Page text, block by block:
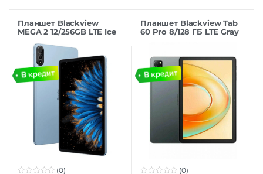
Планшет Blackview
MEGA 2 12/256GB LTE Ice
(0)
Планшет Blackview Tab
60 Pro 8/128 ГБ LTE Gray
(0)